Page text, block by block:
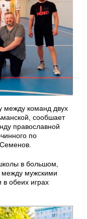
между команд двух
сообшает
православной
по
в большом,
между мужскими
обеих играх